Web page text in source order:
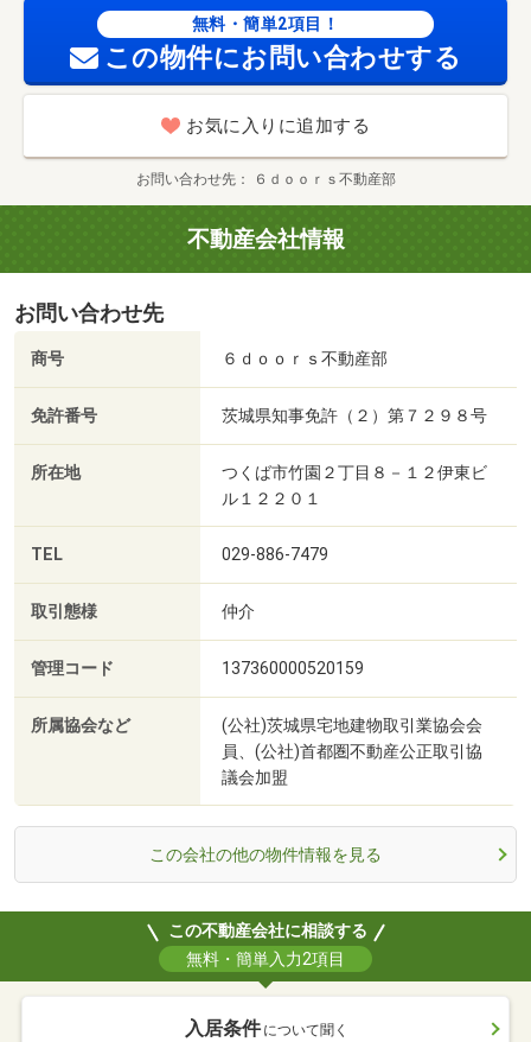
無料・簡単2項目！
この物件にお問い合わせする
お気に入りに追加する
お問い合わせ先 ６ｄｏｏｒｓ不動産部
不動産会社情報
お問い合わせ先
商号 ６ｄｏｏｒｓ不動産部
免許番号 茨城県知事免許（２）第７２９８号
所在地
つくば市竹園２丁目８－１２伊東ビ
ル１２２０１
TEL 029-886-7479
取引態様 仲介
管理コード 137360000520159
所属協会など
(公社)茨城県宅地建物取引業協会会
員、(公社)首都圏不動産公正取引協
議会加盟
この会社の他の物件情報を見る
この不動産会社に相談する
無料・簡単入力2項目
入居条件 について聞く